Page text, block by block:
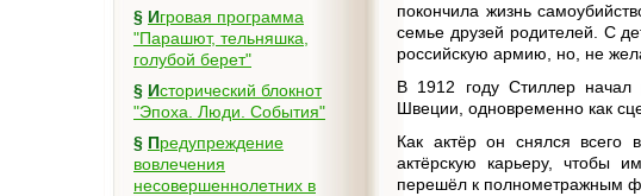
§ Игровая программа
"Парашют, тельняшка,
голубой берет"
§ Исторический блокнот
"Эпоха. Люди. События"
§ Предупреждение
вовлечения
несовершеннолетних в
покончила жизнь
семье друзей родителей. С
российскую армию, но, не
В 1912 году Стиллер начал
Швеции, одновременно как
Как актёр он снялся всего
актёрскую карьеру, чтобы
перешёл к полнометражным